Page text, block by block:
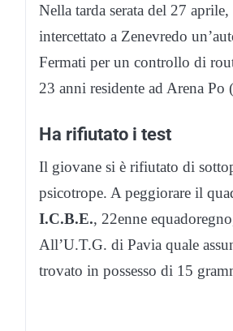
Nella tarda serata del 27
intercettato a Zenevredo
Fermati per un controllo di
23 anni residente ad Arena
Ha rifiutato i test
Il giovane si è rifiutato di
psicotrope. A peggiorare il
I.C.B.E., 22enne
All’U.T.G. di Pavia quale
trovato in possesso di 15